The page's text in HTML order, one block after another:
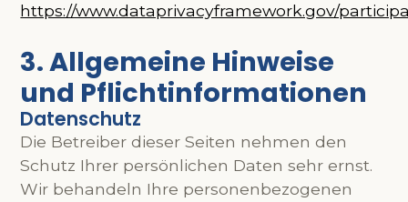
https://www.dataprivacyframework.gov/
3. Allgemeine Hinweise
und Pflichtinformationen
Datenschutz
Die Betreiber dieser Seiten nehmen den
Schutz Ihrer persönlichen Daten sehr ernst.
Wir behandeln Ihre personenbezogenen